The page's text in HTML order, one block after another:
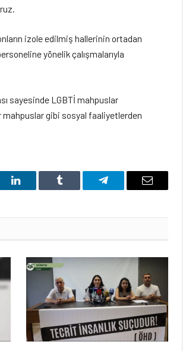
izole edilmiş hallerinin ortadan
yönelik çalışmalarıyla
sayesinde LGBTİ mahpuslar
mahpuslar gibi sosyal faaliyetlerden
LinkedIn Tumblr Telegram Email